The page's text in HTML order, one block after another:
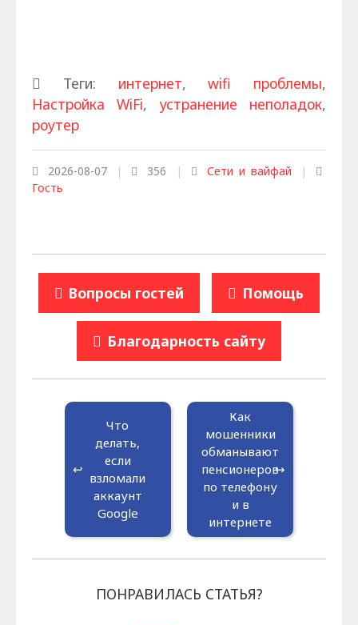
Теги: интернет,wifi проблемы,
Настройка WiFi, устранение неполадок,
роутер
2026-08-07 | 356 | Сети и вайфай
|
Гость
Вопросы гостей Помощь
Благодарность сайту
Что
делать,
если
взломали
аккаунт
Google
Как
мошенники
обманывают
пенсионеров
по телефону
и в
интернете
ПОНРАВИЛАСЬ СТАТЬЯ?